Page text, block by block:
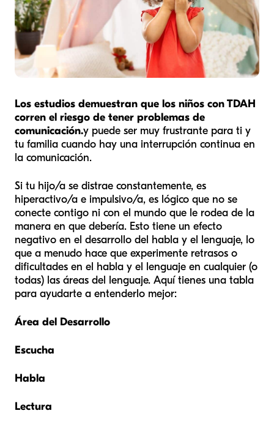
Los estudios demuestran que los niños con TDAH
corren el riesgo de tener problemas de
comunicación.y puede ser muy frustrante para ti y
tu familia cuando hay una interrupción continua en
la comunicación.
Si tu hijo/a se distrae constantemente, es
hiperactivo/a e impulsivo/a, es lógico que no se
conecte contigo ni con el mundo que le rodea de la
manera en que debería. Esto tiene un efecto
negativo en el desarrollo del habla y el lenguaje, lo
que a menudo hace que experimente retrasos o
dificultades en el habla y el lenguaje en cualquier (o
todas) las áreas del lenguaje. Aquí tienes una tabla
para ayudarte a entenderlo mejor:
Área del Desarrollo
Escucha
Habla
Lectura